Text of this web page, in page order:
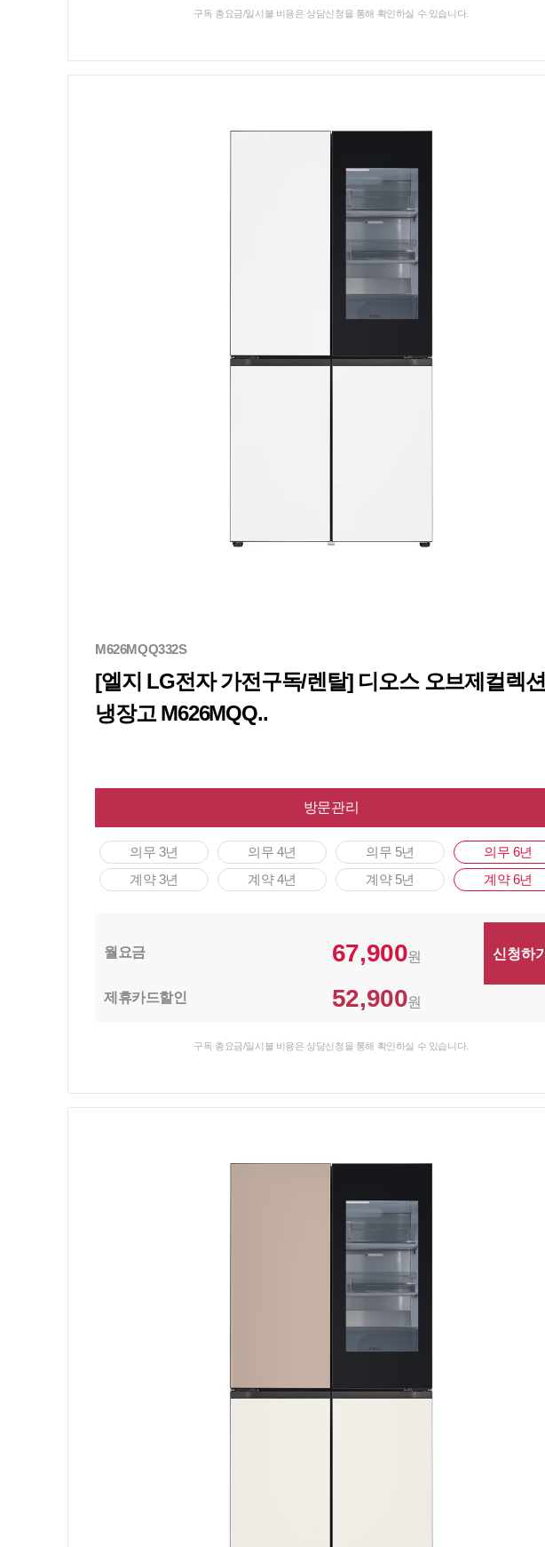
구독 총요금/일시불 비용은 상담신청을 통해 확인하실 수 있습니다.
M626MQQ332S
[엘지 LG전자 가전구독/렌탈] 디오스 오브제컬렉션
냉장고 M626MQQ..
방문관리
의무 3년
계약 3년
의무 4년
계약 4년
의무 5년
계약 5년
의무 6년
계약 6년
월요금 67,900원
제휴카드할인 52,900원
구독 총요금/일시불 비용은 상담신청을 통해 확인하실 수 있습니다.